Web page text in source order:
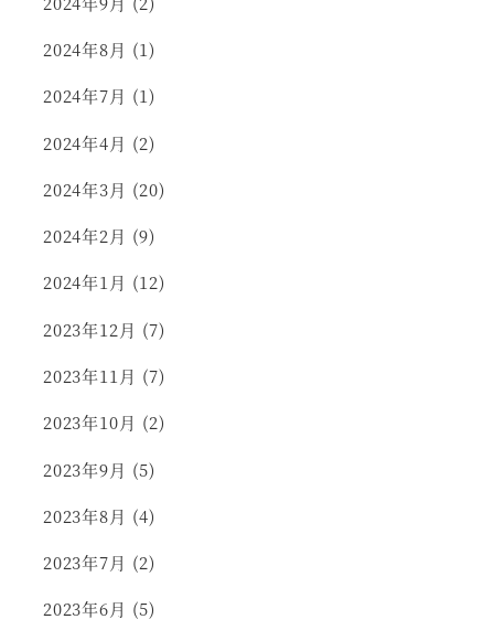
2024年8月 (1)
2024年7月 (1)
2024年4月 (2)
2024年3月 (20)
2024年2月 (9)
2024年1月 (12)
2023年12月 (7)
2023年11月 (7)
2023年10月 (2)
2023年9月 (5)
2023年8月 (4)
2023年7月 (2)
2023年6月 (5)